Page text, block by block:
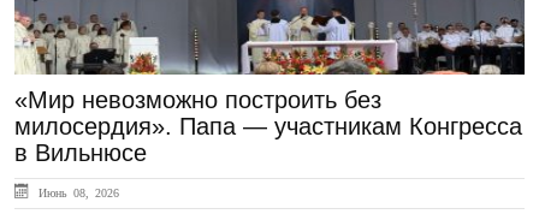
«Мир невозможно построить без
милосердия». Папа — участникам Конгресса
в Вильнюсе
Июнь 08, 2026